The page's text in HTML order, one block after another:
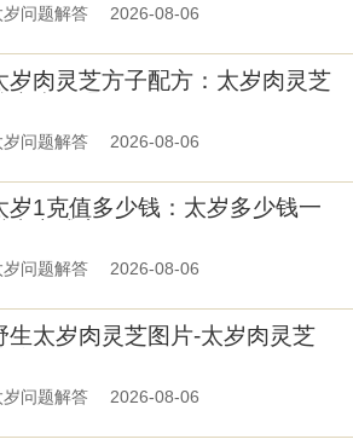
岁问题解答 2026-08-06
岁肉灵芝方子配方：太岁肉灵芝
岁问题解答 2026-08-06
岁1克值多少钱：太岁多少钱一
岁问题解答 2026-08-06
生太岁肉灵芝图片-太岁肉灵芝
岁问题解答 2026-08-06